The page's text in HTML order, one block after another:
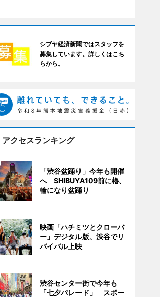
シブヤ経済新聞ではスタッフを
募集しています。詳しくはこち
らから。
アクセスランキング
「渋谷盆踊り」今年も開催
へ SHIBUYA109前に櫓、
輪になり盆踊り
映画「ハチミツとクローバ
ー」デジタル版、渋谷でリ
バイバル上映
渋谷センター街で今年も
「七夕パレード」 スポー